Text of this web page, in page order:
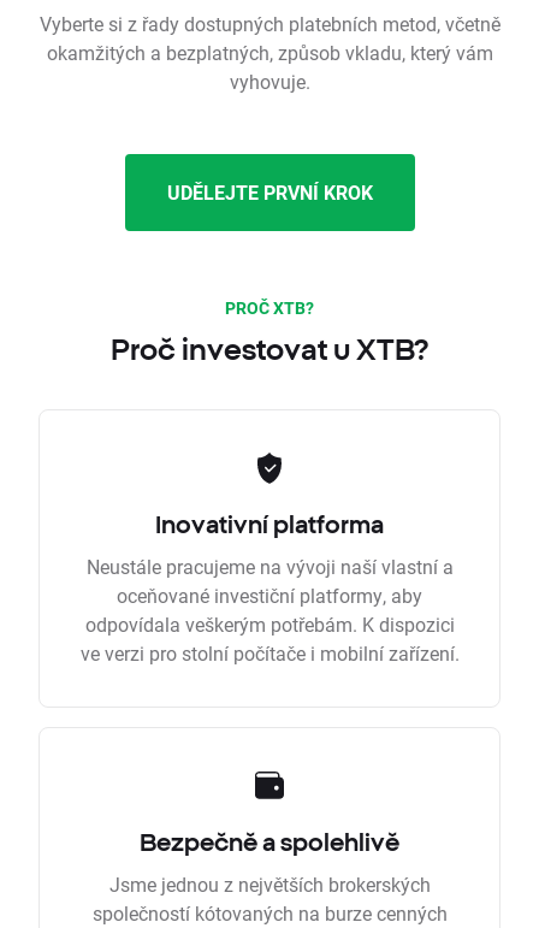
Vyberte si z řady dostupných platebních metod, včetně
okamžitých a bezplatných, způsob vkladu, který vám
vyhovuje.
UDĚLEJTE PRVNÍ KROK
PROČ XTB?
Proč investovat u XTB?
Inovativní platforma
Neustále pracujeme na vývoji naší vlastní a
oceňované investiční platformy, aby
odpovídala veškerým potřebám. K dispozici
ve verzi pro stolní počítače i mobilní zařízení.
Bezpečně a spolehlivě
Jsme jednou z největších brokerských
společností kótovaných na burze cenných